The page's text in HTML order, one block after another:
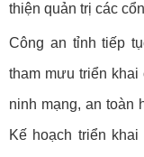
thiện quản trị các
Công an tỉnh tiếp
tham mưu triển
ninh mạng, an toàn
Kế hoạch triển